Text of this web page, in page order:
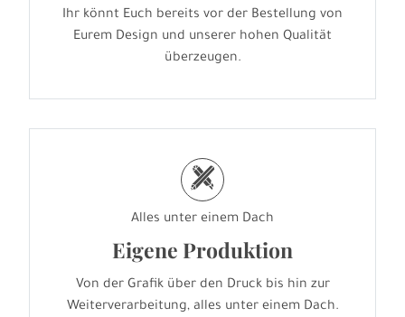
Ihr könnt Euch bereits vor der Bestellung von
Eurem Design und unserer hohen Qualität
überzeugen.
h
Alles unter einem Dach
Eigene Produktion
Von der Grafik über den Druck bis hin zur
Weiterverarbeitung, alles unter einem Dach.